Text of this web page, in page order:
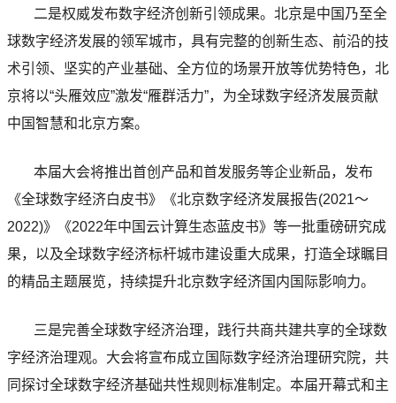
二是权威发布数字经济创新引领成果。北京是中国乃至全
球数字经济发展的领军城市，具有完整的创新生态、前沿的技
术引领、坚实的产业基础、全方位的场景开放等优势特色，北
京将以“头雁效应”激发“雁群活力”，为全球数字经济发展贡献
中国智慧和北京方案。
本届大会将推出首创产品和首发服务等企业新品，发布
《全球数字经济白皮书》《北京数字经济发展报告(2021～
2022)》《2022年中国云计算生态蓝皮书》等一批重磅研究成
果，以及全球数字经济标杆城市建设重大成果，打造全球瞩目
的精品主题展览，持续提升北京数字经济国内国际影响力。
三是完善全球数字经济治理，践行共商共建共享的全球数
字经济治理观。大会将宣布成立国际数字经济治理研究院，共
同探讨全球数字经济基础共性规则标准制定。本届开幕式和主